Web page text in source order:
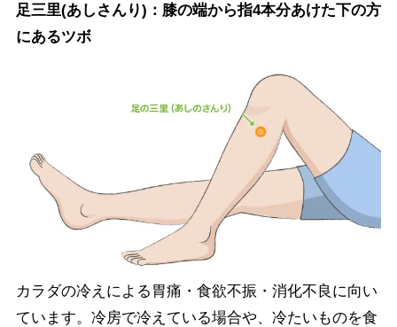
足三里(あしさんり)：膝の端から指4本分あけた下の方
にあるツボ
カラダの冷えによる胃痛・食欲不振・消化不良に向い
ています。冷房で冷えている場合や、冷たいものを食